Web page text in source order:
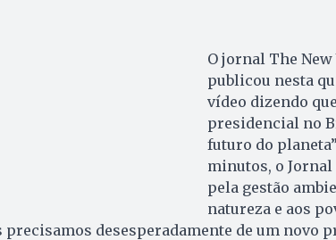
O jornal The
publicou nesta
vídeo dizendo
presidencial no
futuro do
minutos, o
pela gestão
natureza e aos
precisamos desesperadamente de um novo